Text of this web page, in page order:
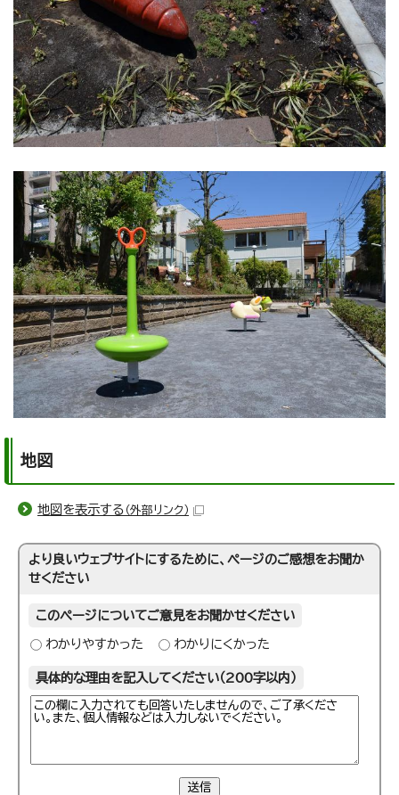
地図
地図を表示する （外部リンク）
より良いウェブサイトにするために、ページのご感想をお聞か
せください
このページについてご意見をお聞かせください
わかりやすかった わかりにくかった
具体的な理由を記入してください（200字以内）
送信